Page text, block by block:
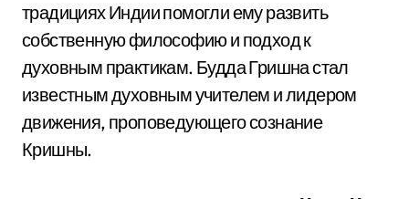
традициях Индии помогли ему развить
собственную философию и подход к
духовным практикам. Будда Гришна стал
известным духовным учителем и лидером
движения, проповедующего сознание
Кришны.